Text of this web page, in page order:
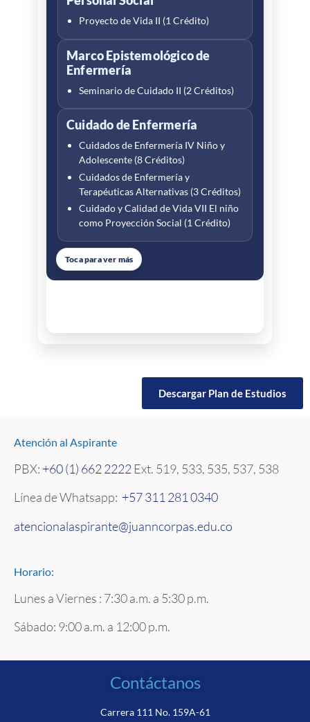
Proyecto de Vida II (1 Crédito)
Marco Epistemológico de
Enfermería
Seminario de Cuidado II (2 Créditos)
Cuidado de Enfermería
Cuidados de Enfermería IV Niño y
Adolescente (8 Créditos)
Cuidados de Enfermería y
Terapéuticas Alternativas (3 Créditos)
Cuidado y Calidad de Vida VII El niño
como Proyección Social (1 Crédito)
Metodología de la Investigación II (2
Comunicación y Lengua
Extranjera
Descargar Plan de Estudios
Atención al Aspirante
PBX: +60 (1) 662 2222 Ext. 519, 533, 535, 537, 538
Línea de Whatsapp: +57 311 281 0340
atencionalaspirante@juanncorpas.edu.co
Horario:
Lunes a Viernes : 7:30 a.m. a 5:30 p.m.
Sábado: 9:00 a.m. a 12:00 p.m.
Contáctanos
Carrera 111 No. 159A-61